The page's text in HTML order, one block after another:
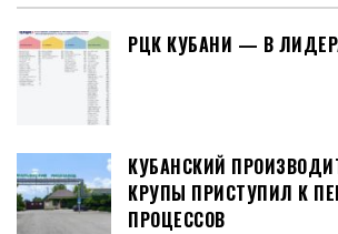
РЦК КУБАНИ — В
КУБАНСКИЙ
КРУПЫ ПРИСТУПИЛ К
ПРОЦЕССОВ